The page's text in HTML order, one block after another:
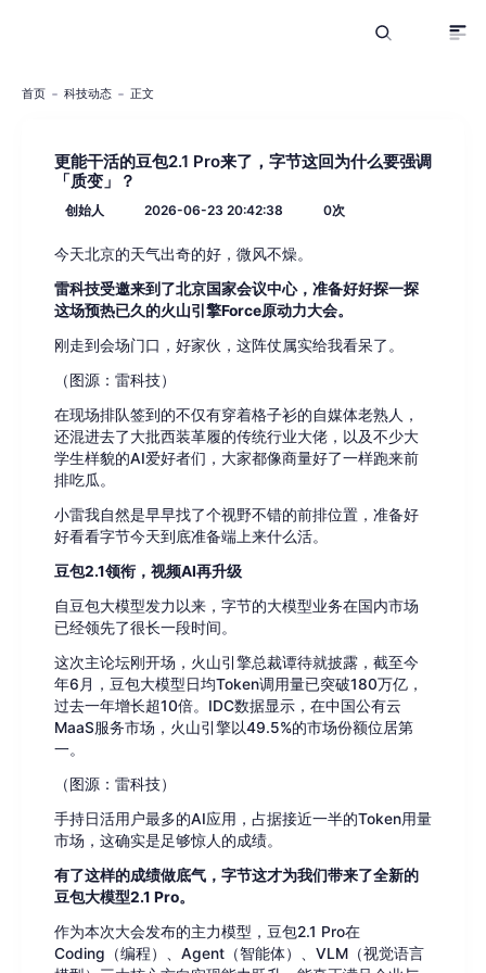
首页 科技动态 正文
更能干活的豆包2.1 Pro来了，字节这回为什么要强调
「质变」？
创始人 2026-06-23 20:42:38 0次
今天北京的天气出奇的好，微风不燥。
雷科技受邀来到了北京国家会议中心，准备好好探一探
这场预热已久的火山引擎Force原动力大会。
刚走到会场门口，好家伙，这阵仗属实给我看呆了。
（图源：雷科技）
在现场排队签到的不仅有穿着格子衫的自媒体老熟人，
还混进去了大批西装革履的传统行业大佬，以及不少大
学生样貌的AI爱好者们，大家都像商量好了一样跑来前
排吃瓜。
小雷我自然是早早找了个视野不错的前排位置，准备好
好看看字节今天到底准备端上来什么活。
豆包2.1领衔，视频AI再升级
自豆包大模型发力以来，字节的大模型业务在国内市场
已经领先了很长一段时间。
这次主论坛刚开场，火山引擎总裁谭待就披露，截至今
年6月，豆包大模型日均Token调用量已突破180万亿，
过去一年增长超10倍。IDC数据显示，在中国公有云
MaaS服务市场，火山引擎以49.5%的市场份额位居第
一。
（图源：雷科技）
手持日活用户最多的AI应用，占据接近一半的Token用量
市场，这确实是足够惊人的成绩。
有了这样的成绩做底气，字节这才为我们带来了全新的
豆包大模型2.1 Pro。
作为本次大会发布的主力模型，豆包2.1 Pro在
Coding（编程）、Agent（智能体）、VLM（视觉语言